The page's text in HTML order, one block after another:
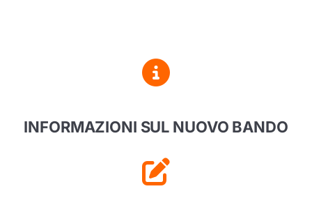
INFORMAZIONI SUL NUOVO BANDO